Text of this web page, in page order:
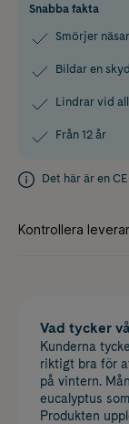
Snabba fakta
Smörjer
Bildar en
Lindrar vid
Från 12 år
Det här är en
Vad tycker
Kunderna
riktigt bra för
på vintern.
eucalyptus
Produkten